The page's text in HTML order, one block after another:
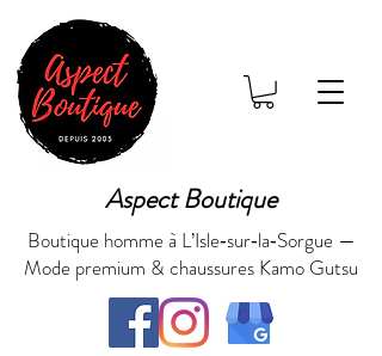
Aspect Boutique
Boutique homme à L’Isle‑sur‑la‑Sorgue —
Mode premium & chaussures Kamo Gutsu